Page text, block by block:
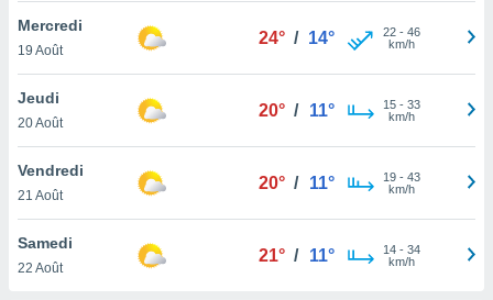
le
ainsi
un
la
du
Mercredi
19 Août
24° / 14° 22- 46
km/h
Jeudi
20 Août
20° / 11° 15- 33
km/h
Vendredi
21 Août
20° / 11° 19- 43
km/h
Samedi
22 Août
21° / 11° 14- 34
km/h